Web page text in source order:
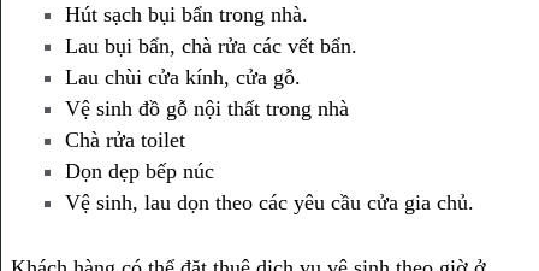
Hút sạch bụi bẩn trong nhà.
Lau bụi bẩn, chà rửa các vết bẩn.
Lau chùi cửa kính, cửa gỗ.
Vệ sinh đồ gỗ nội thất trong nhà
Chà rửa toilet
Dọn dẹp bếp núc
Vệ sinh, lau dọn theo các yêu cầu cửa gia chủ.